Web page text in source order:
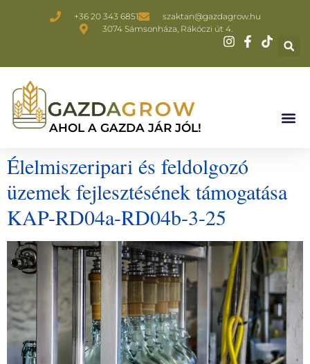
+36 20 343 6851
szaktan@gazdagrow.hu
3074 Sámsonháza, Rákóczi út 4.
AHOL A GAZDA JÁR JÓL!
Élelmiszeripari és feldolgozó
üzemek fejlesztésének támogatása
KAP-RD04a-RD04b-3-25